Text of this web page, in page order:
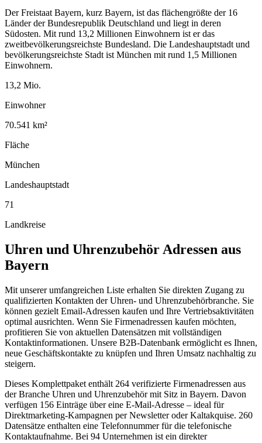
Der Freistaat Bayern, kurz Bayern, ist das flächengrößte der 16
Länder der Bundesrepublik Deutschland und liegt in deren
Südosten. Mit rund 13,2 Millionen Einwohnern ist er das
zweitbevölkerungsreichste Bundesland. Die Landeshauptstadt und
bevölkerungsreichste Stadt ist München mit rund 1,5 Millionen
Einwohnern.
13,2 Mio.
Einwohner
70.541 km²
Fläche
München
Landeshauptstadt
71
Landkreise
Uhren und Uhrenzubehör Adressen aus
Bayern
Mit unserer umfangreichen Liste erhalten Sie direkten Zugang zu
qualifizierten Kontakten der Uhren- und Uhrenzubehörbranche. Sie
können gezielt Email-Adressen kaufen und Ihre Vertriebsaktivitäten
optimal ausrichten. Wenn Sie Firmenadressen kaufen möchten,
profitieren Sie von aktuellen Datensätzen mit vollständigen
Kontaktinformationen. Unsere B2B-Datenbank ermöglicht es Ihnen,
neue Geschäftskontakte zu knüpfen und Ihren Umsatz nachhaltig zu
steigern.
Dieses Komplettpaket enthält 264 verifizierte Firmenadressen aus
der Branche Uhren und Uhrenzubehörmit Sitz in Bayern. Davon
verfügen 156 Einträge über eine E-Mail-Adresse – ideal für
Direktmarketing-Kampagnen per Newsletter oder Kaltakquise. 260
Datensätze enthalten eine Telefonnummer für die telefonische
Kontaktaufnahme. Bei 94 Unternehmen ist ein direkter